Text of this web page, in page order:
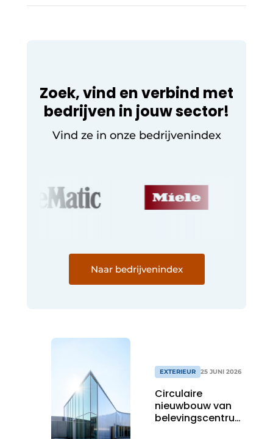
Zoek, vind en verbind met
bedrijven in jouw sector!
Vind ze in onze bedrijvenindex
Naar bedrijvenindex
EXTERIEUR 25 JUNI 2026
Circulaire
nieuwbouw van
belevingscentrum